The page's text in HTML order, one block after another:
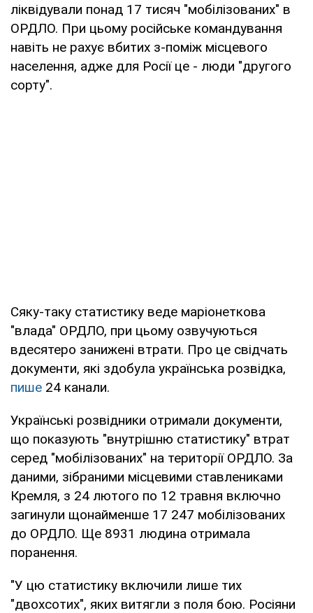
ліквідували понад 17 тисяч "мобілізованих" в
ОРДЛО. При цьому російське командування
навіть не рахує вбитих з-поміж місцевого
населення, адже для Росії це - люди "другого
сорту".
Сяку-таку статистику веде маріонеткова
"влада" ОРДЛО, при цьому озвучуються
вдесятеро занижені втрати. Про це свідчать
документи, які здобула українська розвідка,
пише 24 канали.
Українські розвідники отримали документи,
що показують "внутрішню статистику" втрат
серед "мобілізованих" на території ОРДЛО. За
даними, зібраними місцевими ставлениками
Кремля, з 24 лютого по 12 травня включно
загинули щонайменше 17 247 мобілізованих
до ОРДЛО. Ще 8931 людина отримала
поранення.
"У цю статистику включили лише тих
"двохсотих", яких витягли з поля бою. Росіяни